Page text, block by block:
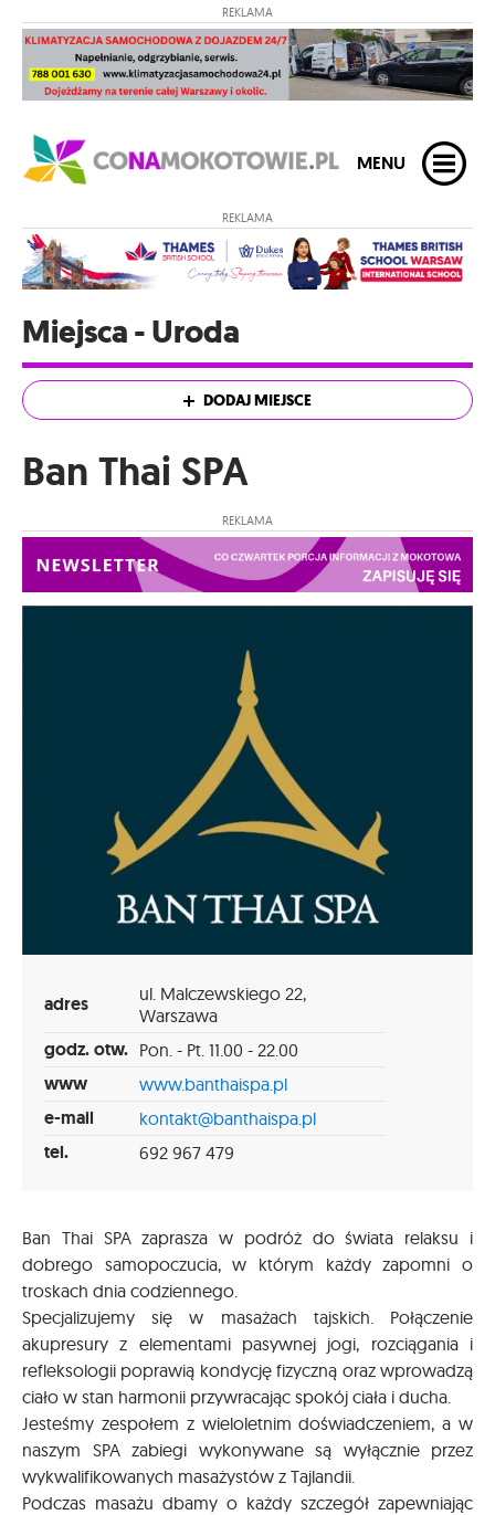
REKLAMA
MENU
REKLAMA
Miejsca - Uroda
DODAJ MIEJSCE
Ban Thai SPA
REKLAMA
adres
ul. Malczewskiego 22,
Warszawa
godz. otw. Pon. - Pt. 11.00 - 22.00
www www.banthaispa.pl
e-mail kontakt@banthaispa.pl
tel. 692 967 479
Ban Thai SPA zaprasza w podróż do świata relaksu i
dobrego samopoczucia, w którym każdy zapomni o
troskach dnia codziennego.
Specjalizujemy się w masażach tajskich. Połączenie
akupresury z elementami pasywnej jogi, rozciągania i
refleksologii poprawią kondycję fizyczną oraz wprowadzą
ciało w stan harmonii przywracając spokój ciała i ducha.
Jesteśmy zespołem z wieloletnim doświadczeniem, a w
naszym SPA zabiegi wykonywane są wyłącznie przez
wykwalifikowanych masażystów z Tajlandii.
Podczas masażu dbamy o każdy szczegół zapewniając